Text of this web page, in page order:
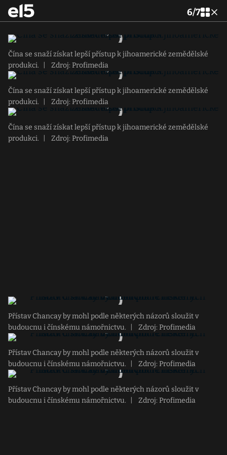
6/7
Čína se snaží získat lepší přístup k jihoamerické zemědělské
produkci.
Zdroj: Profimedia
Čína se snaží získat lepší přístup k jihoamerické zemědělské
produkci.
Zdroj: Profimedia
Čína se snaží získat lepší přístup k jihoamerické zemědělské
produkci.
Zdroj: Profimedia
Přístav Chancay by mohl podle některých názorů sloužit v
budoucnu i čínskému námořnictvu.
Zdroj: Profimedia
Přístav Chancay by mohl podle některých názorů sloužit v
budoucnu i čínskému námořnictvu.
Zdroj: Profimedia
Přístav Chancay by mohl podle některých názorů sloužit v
budoucnu i čínskému námořnictvu.
Zdroj: Profimedia